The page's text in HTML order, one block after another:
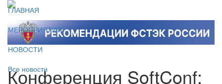
ГЛАВНАЯ
МЕРОПРИЯТИЯ
НОВОСТИ
Все новости
Конференция SoftConf: